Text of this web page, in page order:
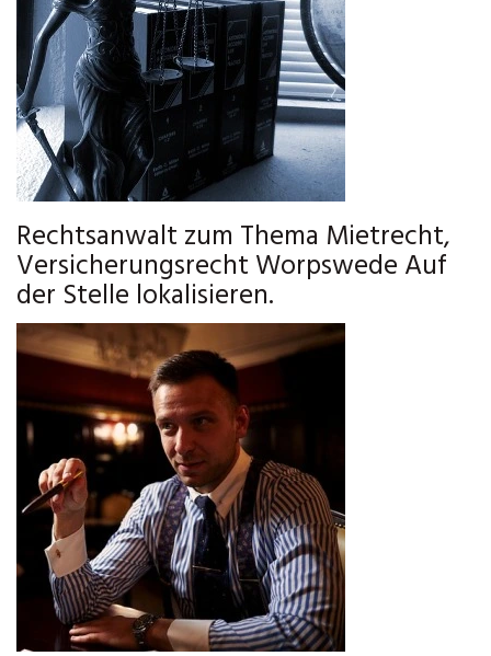
Rechtsanwalt zum Thema Mietrecht,
Versicherungsrecht Worpswede Auf
der Stelle lokalisieren.